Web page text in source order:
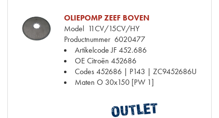
OLIEPOMP ZEEF BOVEN
Model 11CV/15CV/HY
Productnummer 6020477
Artikelcode JF452.686
OE Citroën 452686
Codes452686 | P143 | ZC9452686U
Maten O 30x150 [PW 1]